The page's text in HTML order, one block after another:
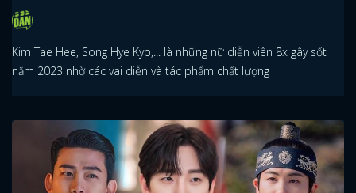
Kim Tae Hee, Song Hye Kyo,... là những nữ diễn viên 8x gây sốt
năm 2023 nhờ các vai diễn và tác phẩm chất lượng